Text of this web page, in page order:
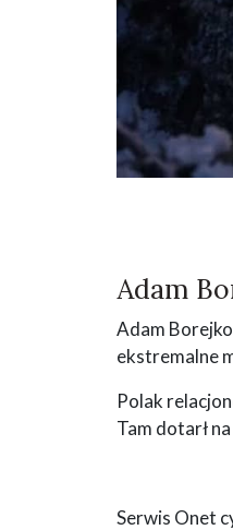
Adam
Adam
ekstremalne
Polak
Tam dotarł
Serwis Onet